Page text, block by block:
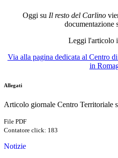
Oggi su Il resto del Carlino
documentazione
Leggi l'articolo
Via alla pagina dedicata al Centro
in
Allegati
Articolo giornale Centro Territoriale
File PDF
Contatore click: 183
Notizie